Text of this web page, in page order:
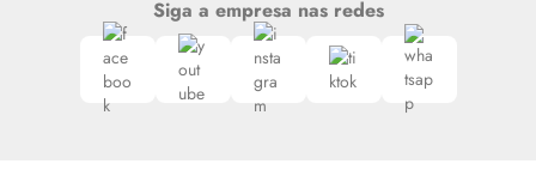
Siga a empresa nas redes